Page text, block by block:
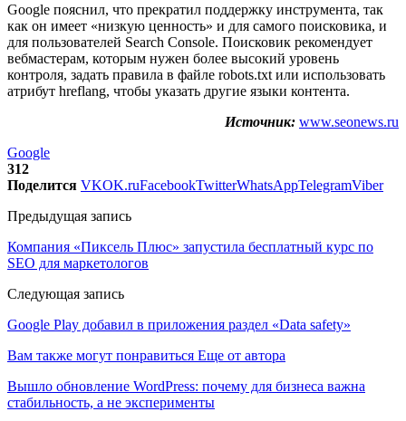
Google пояснил, что прекратил поддержку инструмента, так
как он имеет «низкую ценность» и для самого поисковика, и
для пользователей Search Console. Поисковик рекомендует
вебмастерам, которым нужен более высокий уровень
контроля, задать правила в файле robots.txt или использовать
атрибут hreflang, чтобы указать другие языки контента.
Источник: www.seonews.ru
Google
312
Поделится VKOK.ruFacebookTwitterWhatsAppTelegramViber
Предыдущая запись
Компания «Пиксель Плюс» запустила бесплатный курс по
SEO для маркетологов
Следующая запись
Google Play добавил в приложения раздел «Data safety»
Вам также могут понравиться Еще от автора
Вышло обновление WordPress: почему для бизнеса важна
стабильность, а не эксперименты